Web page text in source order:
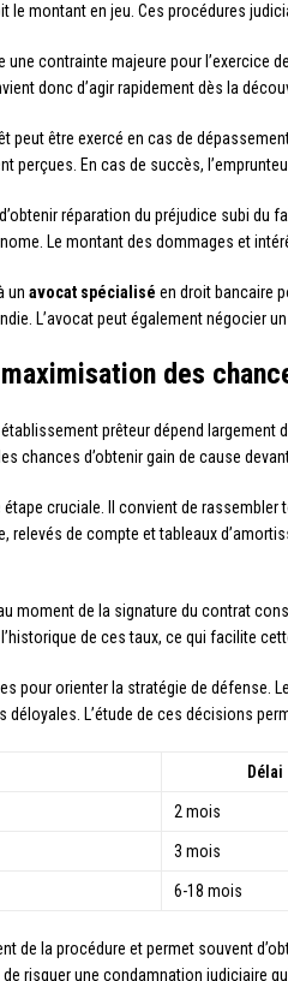
montant en jeu. Ces procédures
une contrainte majeure pour l’exercice
donc d’agir rapidement dès la
peut être exercé en cas de
perçues. En cas de succès,
réparation du préjudice subi du
Le montant des dommages et
un avocat spécialisé en droit bancaire
L’avocat peut également négocier
des
prêteur dépend largement
chances d’obtenir gain de cause
étape cruciale. Il convient de
relevés de compte et tableaux
moment de la signature du contrat
de ces taux, ce qui facilite
pour orienter la stratégie de défense.
L’étude de ces décisions
Délai
2 mois
3 mois
6-18 mois
de la procédure et permet souvent
risquer une condamnation judiciaire